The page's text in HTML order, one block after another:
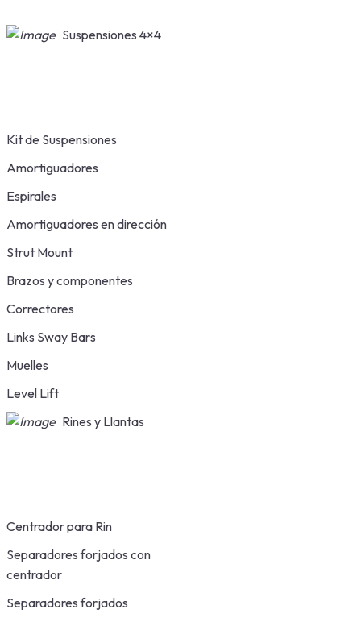
Suspensiones 4×4
Kit de Suspensiones
Amortiguadores
Espirales
Amortiguadores en dirección
Strut Mount
Brazos y componentes
Correctores
Links Sway Bars
Muelles
Level Lift
Rines y Llantas
Centrador para Rin
Separadores forjados con
centrador
Separadores forjados